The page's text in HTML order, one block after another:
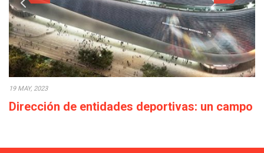
19 MAY, 2023
Dirección de entidades deportivas: un campo